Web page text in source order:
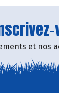
et nos